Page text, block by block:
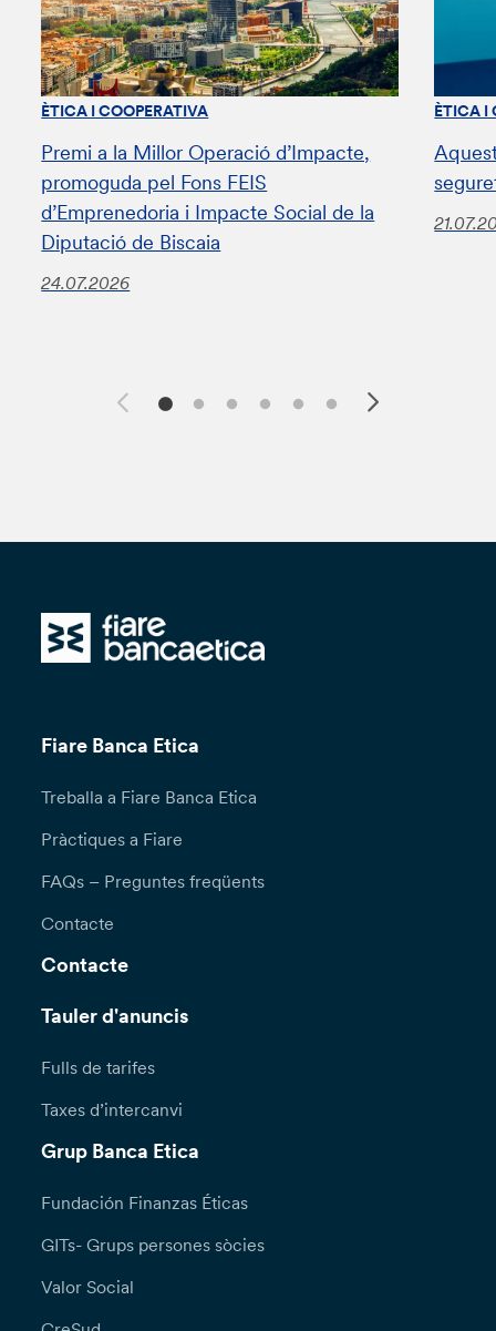
ÈTICA I COOPERATIVA
Premi a la Millor Operació d’Impacte,
promoguda pel Fons FEIS
d’Emprenedoria i Impacte Social de la
Diputació de Biscaia
24.07.2026
ÈTICA I
Fiare Banca Etica
Treballa a Fiare Banca Etica
Pràctiques a Fiare
FAQs – Preguntes freqüents
Contacte
Contacte
Tauler d'anuncis
Fulls de tarifes
Taxes d’intercanvi
Grup Banca Etica
Fundación Finanzas Éticas
GITs- Grups persones sòcies
Valor Social